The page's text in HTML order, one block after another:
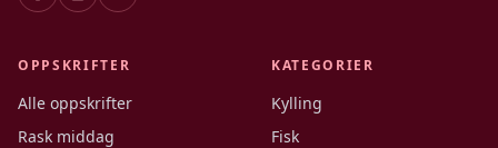
OPPSKRIFTER
Alle oppskrifter
Rask middag
KATEGORIER
Kylling
Fisk